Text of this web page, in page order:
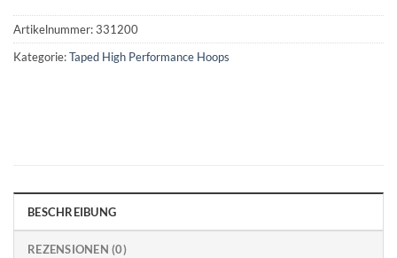
Artikelnummer:331200
Kategorie:Taped High Performance Hoops
BESCHREIBUNG
REZENSIONEN (0)